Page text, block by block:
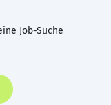
Job-Suche